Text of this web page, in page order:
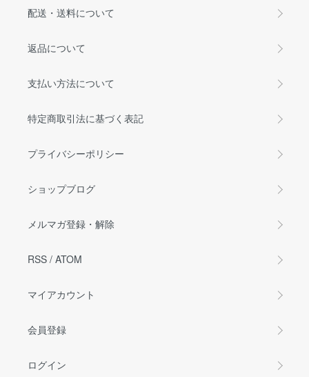
配送・送料について
返品について
支払い方法について
特定商取引法に基づく表記
プライバシーポリシー
ショップブログ
メルマガ登録・解除
RSS / ATOM
マイアカウント
会員登録
ログイン